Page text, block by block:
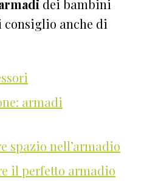
dei bambini
consiglio anche di
armadi
spazio nell’armadio
il perfetto armadio